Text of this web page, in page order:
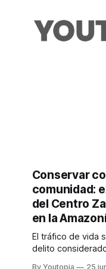
Conservar
comunidad:
del Centro
en la
El tráfico de vida
delito
By Youtopia 25